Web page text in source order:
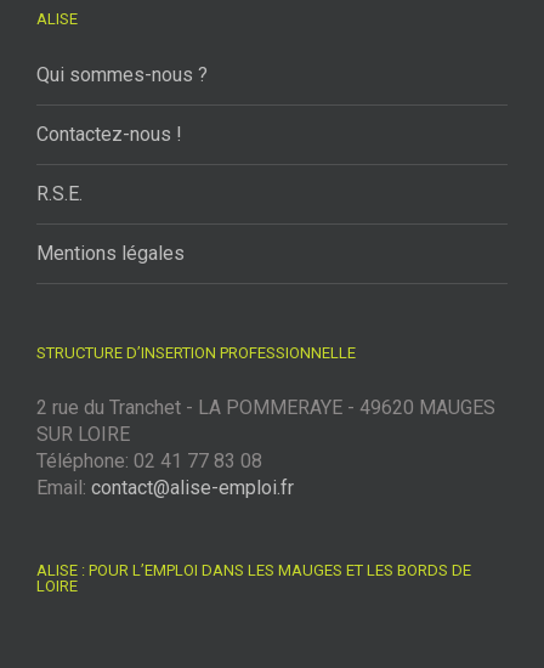
ALISE
Qui sommes-nous ?
Contactez-nous !
R.S.E.
Mentions légales
STRUCTURE D’INSERTION PROFESSIONNELLE
2 rue du Tranchet - LA POMMERAYE - 49620 MAUGES
SUR LOIRE
Téléphone: 02 41 77 83 08
Email: contact@alise-emploi.fr
ALISE : POUR L’EMPLOI DANS LES MAUGES ET LES BORDS DE
LOIRE